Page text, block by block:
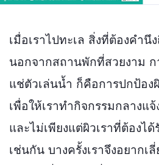
เมื่อเราไปทะเล สิ่งที่ต้องคำนึ
นอกจากสถานพักที่สวยงาม ก
แช่ตัวเล่นน้ำ ก็คือการปกป้อง
เพื่อให้เราทำกิจกรรมกลางแจ้
และไม่เพียงแต่ผิวเราที่ต้องไ
เช่นกัน บางครั้งเราจึงอยากเ